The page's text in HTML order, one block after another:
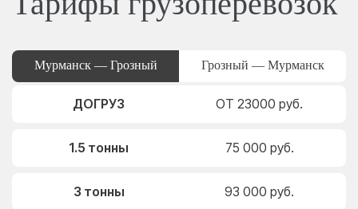
Мурманск — Грозный Грозный — Мурманск
ДОГРУЗ ОТ 23000 руб.
1.5 тонны 75 000 руб.
3 тонны 93 000 руб.